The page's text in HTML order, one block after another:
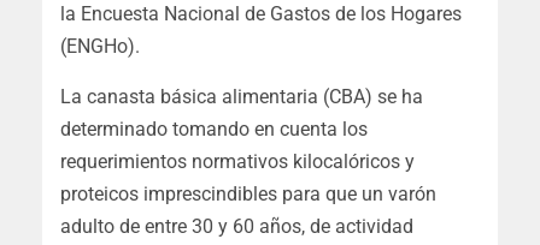
la Encuesta Nacional de Gastos de los Hogares
(ENGHo).
La canasta básica alimentaria (CBA) se ha
determinado tomando en cuenta los
requerimientos normativos kilocalóricos y
proteicos imprescindibles para que un varón
adulto de entre 30 y 60 años, de actividad